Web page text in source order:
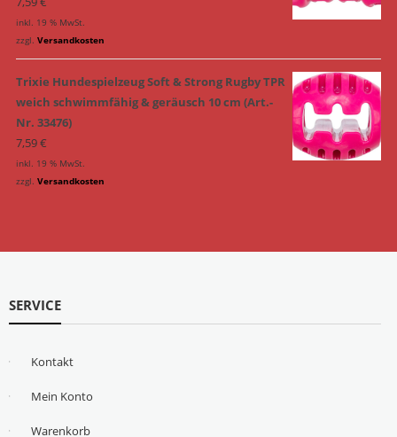
inkl. 19 % MwSt.
zzgl. Versandkosten
Trixie Hundespielzeug Soft & Strong Rugby TPR
weich schwimmfähig & geräusch 10 cm (Art.-
Nr. 33476)
7,59€
inkl. 19 % MwSt.
zzgl. Versandkosten
SERVICE
Kontakt
Mein Konto
Warenkorb